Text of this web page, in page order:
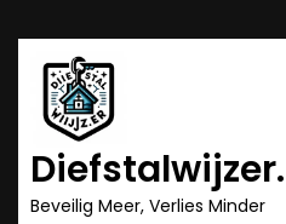
naar
inhoud
Beveilig Meer, Verlies Minder